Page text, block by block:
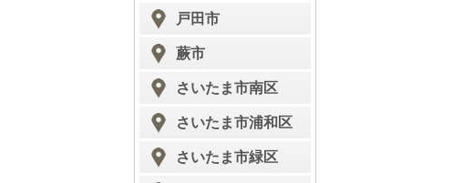
戸田市
蕨市
さいたま市南区
さいたま市浦和区
さいたま市緑区